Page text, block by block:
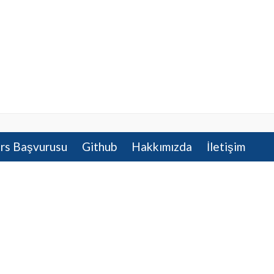
Başvurusu Github Hakkımızda İletişim